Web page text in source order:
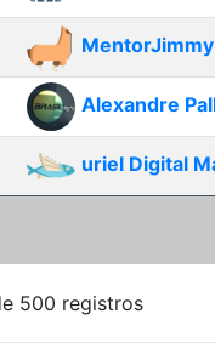
MentorJimmy
Alexandre
uriel Digital
500 registros